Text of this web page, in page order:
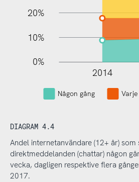
20%
10%
0%
2014
Någon gång
DIAGRAM 4.4
Andel internetanvändare (12+ år) som
direktmeddelanden (chattar) någon
vecka, dagligen respektive flera
2017.